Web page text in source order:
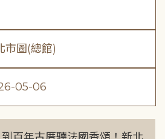
市圖(總館)
05-06